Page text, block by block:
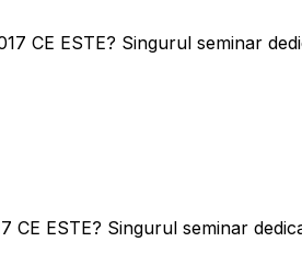
CE ESTE? Singurul seminar
CE ESTE? Singurul seminar